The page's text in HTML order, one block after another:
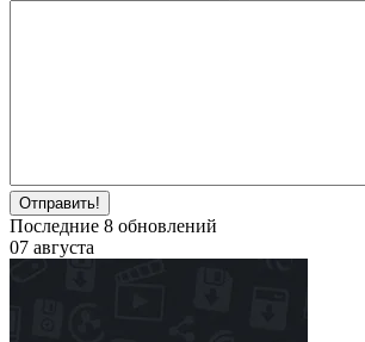
Отправить!
Последние 8 обновлений
07 августа